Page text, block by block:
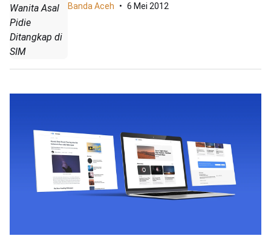
Wanita Asal
Pidie
Ditangkap di
SIM
Banda Aceh 6 Mei 2012